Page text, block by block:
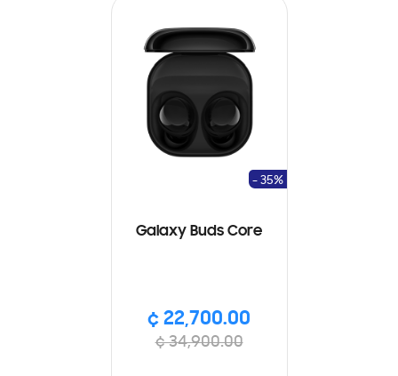
Galaxy Buds Core
¢ 22,700.00
¢ 34,900.00
- 35%